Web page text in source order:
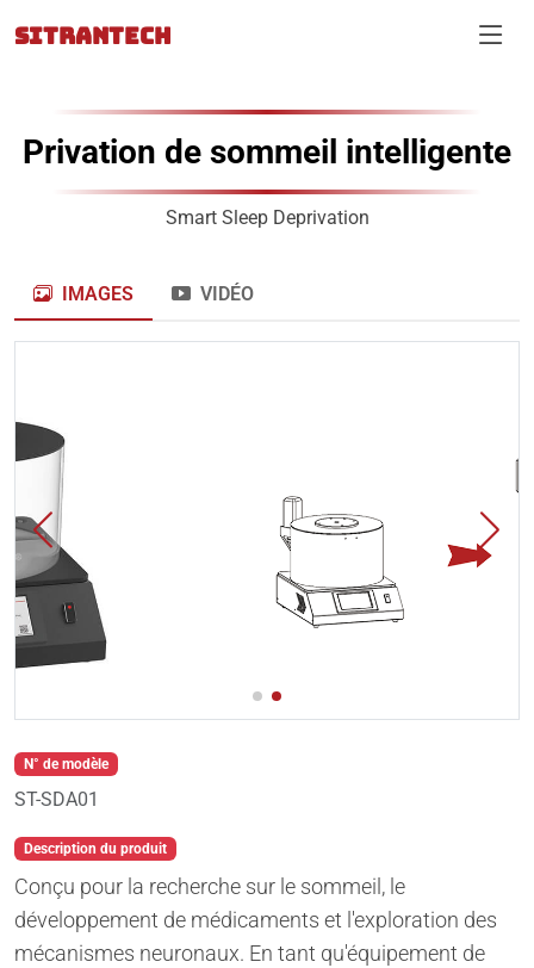
SITRANTECH
Privation de sommeil intelligente
Smart Sleep Deprivation
IMAGES VIDÉO
N° de modèle
ST-SDA01
Description du produit
Conçu pour la recherche sur le sommeil, le
développement de médicaments et l'exploration des
mécanismes neuronaux. En tant qu'équipement de